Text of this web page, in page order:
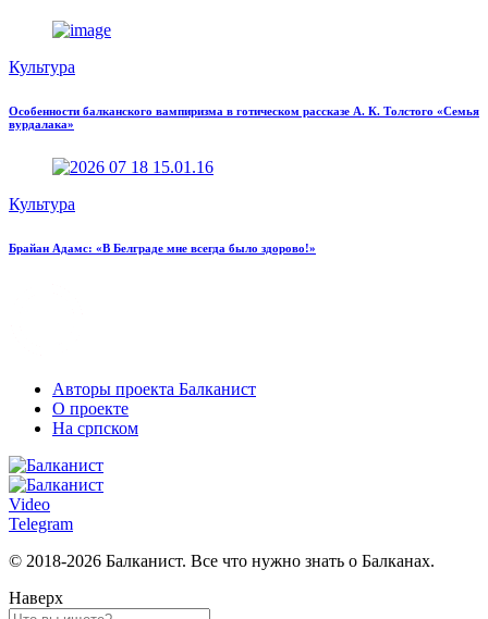
Культура
Особенности балканского вампиризма в готическом рассказе А. К. Толстого «Семья
вурдалака»
Культура
Брайан Адамс: «В Белграде мне всегда было здорово!»
Авторы проекта Балканист
О проекте
На српском
Video
Telegram
© 2018-2026 Балканист. Все что нужно знать о Балканах.
Наверх